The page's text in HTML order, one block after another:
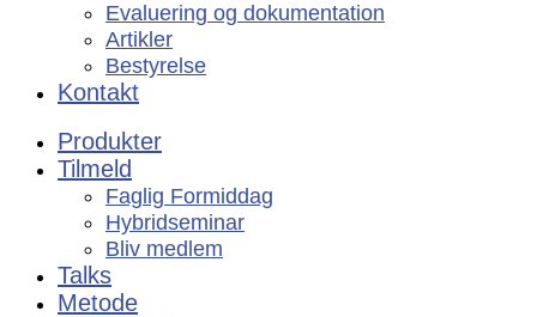
Evaluering og dokumentation
Artikler
Bestyrelse
Kontakt
Produkter
Tilmeld
Faglig Formiddag
Hybridseminar
Bliv medlem
Talks
Metode